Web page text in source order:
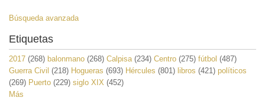
Búsqueda avanzada
Etiquetas
2017 (268) balonmano (268) Calpisa (234) Centro (275) fútbol (487)
Guerra Civil (218) Hogueras (693) Hércules (801) libros (421) políticos
(269) Puerto (229) siglo XIX (452)
Más